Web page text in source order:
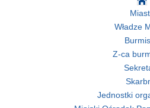
Władze
Z-ca
Jednostki